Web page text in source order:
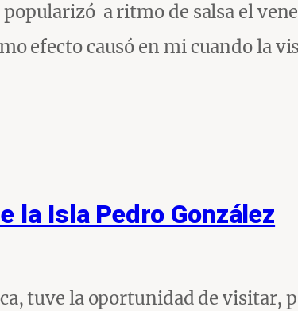
a ritmo de salsa el
efecto causó en mi cuando la
la Isla Pedro González
tuve la oportunidad de visitar,